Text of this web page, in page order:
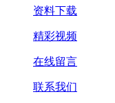
资料下载
精彩视频
在线留言
联系我们